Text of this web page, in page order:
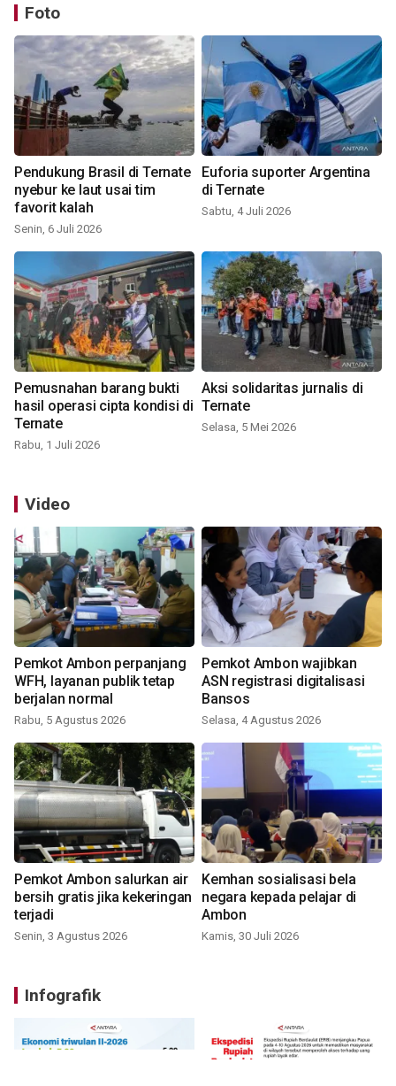
Foto
Pendukung Brasil di Ternate
nyebur ke laut usai tim
favorit kalah
Senin, 6 Juli 2026
Euforia suporter Argentina
di Ternate
Sabtu, 4 Juli 2026
Pemusnahan barang bukti
hasil operasi cipta kondisi di
Ternate
Rabu, 1 Juli 2026
Aksi solidaritas jurnalis di
Ternate
Selasa, 5 Mei 2026
Video
Pemkot Ambon perpanjang
WFH, layanan publik tetap
berjalan normal
Rabu, 5 Agustus 2026
Pemkot Ambon wajibkan
ASN registrasi digitalisasi
Bansos
Selasa, 4 Agustus 2026
Pemkot Ambon salurkan air
bersih gratis jika kekeringan
terjadi
Senin, 3 Agustus 2026
Kemhan sosialisasi bela
negara kepada pelajar di
Ambon
Kamis, 30 Juli 2026
Infografik